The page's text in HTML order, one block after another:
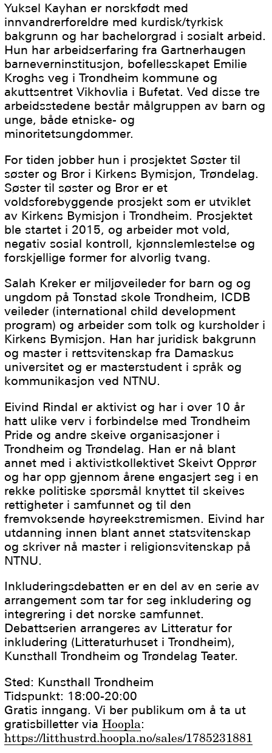
Yuksel Kayhan er norskfødt med
innvandrerforeldre med kurdisk/tyrkisk
bakgrunn og har bachelorgrad i sosialt arbeid.
Hun har arbeidserfaring fra Gartnerhaugen
barneverninstitusjon, bofellesskapet Emilie
Kroghs veg i Trondheim kommune og
akuttsentret Vikhovlia i Bufetat. Ved disse tre
arbeidsstedene består målgruppen av barn og
unge, både etniske- og
minoritetsungdommer.
For tiden jobber hun i prosjektet Søster til
søster og Bror i Kirkens Bymisjon, Trøndelag.
Søster til søster og Bror er et
voldsforebyggende prosjekt som er utviklet
av Kirkens Bymisjon i Trondheim. Prosjektet
ble startet i 2015, og arbeider mot vold,
negativ sosial kontroll, kjønnslemlestelse og
forskjellige former for alvorlig tvang.
Salah Kreker er miljøveileder for barn og og
ungdom på Tonstad skole Trondheim, ICDB
veileder (international child development
program) og arbeider som tolk og kursholder i
Kirkens Bymisjon. Han har juridisk bakgrunn
og master i rettsvitenskap fra Damaskus
universitet og er masterstudent i språk og
kommunikasjon ved NTNU.
Eivind Rindal er aktivist og har i over 10 år
hatt ulike verv i forbindelse med Trondheim
Pride og andre skeive organisasjoner i
Trondheim og Trøndelag. Han er nå blant
annet med i aktivistkollektivet Skeivt Opprør
og har opp gjennom årene engasjert seg i en
rekke politiske spørsmål knyttet til skeives
rettigheter i samfunnet og til den
fremvoksende høyreekstremismen. Eivind har
utdanning innen blant annet statsvitenskap
og skriver nå master i religionsvitenskap på
NTNU.
Inkluderingsdebatten er en del av en serie av
arrangement som tar for seg inkludering og
integrering i det norske samfunnet.
Debattserien arrangeres av Litteratur for
inkludering (Litteraturhuset i Trondheim),
Kunsthall Trondheim og Trøndelag Teater.
Sted: Kunsthall Trondheim
Tidspunkt: 18:00-20:00
Gratis inngang. Vi ber publikum om å ta ut
gratisbilletter viaHoopla:
https://litthustrd.hoopla.no/sales/1785231881